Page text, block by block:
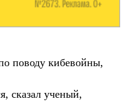
поводу кибевойны,
сказал ученый,